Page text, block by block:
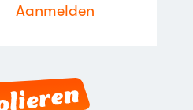
Aanmelden